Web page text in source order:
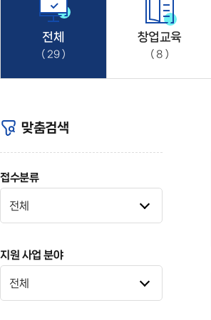
전체
29
창업교육
8
맞춤검색
접수분류
지원 사업 분야